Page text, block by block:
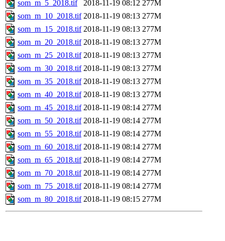
som_m_5_2018.tif
2018-11-19 08:12 277M
som_m_10_2018.tif 2018-11-19 08:13 277M
som_m_15_2018.tif 2018-11-19 08:13 277M
som_m_20_2018.tif 2018-11-19 08:13 277M
som_m_25_2018.tif 2018-11-19 08:13 277M
som_m_30_2018.tif 2018-11-19 08:13 277M
som_m_35_2018.tif 2018-11-19 08:13 277M
som_m_40_2018.tif 2018-11-19 08:13 277M
som_m_45_2018.tif 2018-11-19 08:14 277M
som_m_50_2018.tif 2018-11-19 08:14 277M
som_m_55_2018.tif 2018-11-19 08:14 277M
som_m_60_2018.tif 2018-11-19 08:14 277M
som_m_65_2018.tif 2018-11-19 08:14 277M
som_m_70_2018.tif 2018-11-19 08:14 277M
som_m_75_2018.tif 2018-11-19 08:14 277M
som_m_80_2018.tif 2018-11-19 08:15 277M